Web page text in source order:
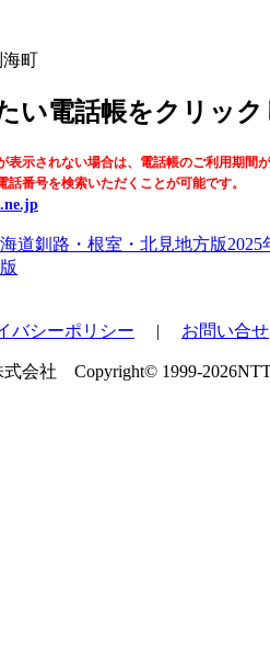
町
い電話帳をクリッ
表示されない場合は、電話帳のご利用期間
番号を検索いただくことが可能です。
バシーポリシー | お問い合せ
式会社 Copyright© 1999-